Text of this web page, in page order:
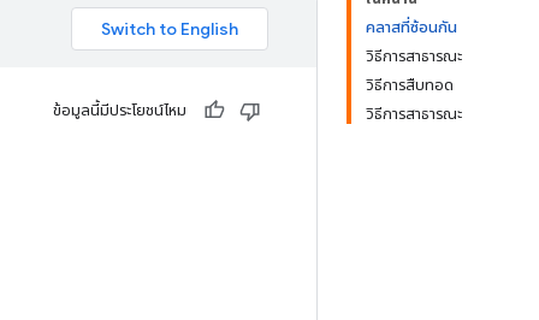
คลาสที่ซ้อนกัน
วิธีการสาธารณะ
วิธีการสืบทอด
วิธีการสาธารณะ
ข้อมูลนี้มีประโยชน์ไหม